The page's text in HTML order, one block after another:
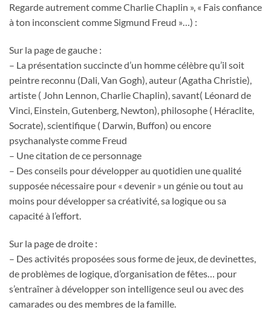
Regarde autrement comme Charlie Chaplin », « Fais confiance
à ton inconscient comme Sigmund Freud »…) :
Sur la page de gauche :
– La présentation succincte d’un homme célèbre qu’il soit
peintre reconnu (Dali, Van Gogh), auteur (Agatha Christie),
artiste ( John Lennon, Charlie Chaplin), savant( Léonard de
Vinci, Einstein, Gutenberg, Newton), philosophe ( Héraclite,
Socrate), scientifique ( Darwin, Buffon) ou encore
psychanalyste comme Freud
– Une citation de ce personnage
– Des conseils pour développer au quotidien une qualité
supposée nécessaire pour « devenir » un génie ou tout au
moins pour développer sa créativité, sa logique ou sa
capacité à l’effort.
Sur la page de droite :
– Des activités proposées sous forme de jeux, de devinettes,
de problèmes de logique, d’organisation de fêtes… pour
s’entraîner à développer son intelligence seul ou avec des
camarades ou des membres de la famille.